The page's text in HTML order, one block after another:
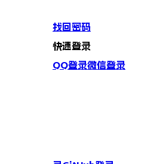
找回密码
快速登录
QQ登录微信登录